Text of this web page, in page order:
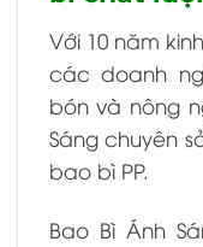
Với 10 năm
các doanh
bón và nông
Sáng chuyên
bao bì PP.
Bao Bì Ánh